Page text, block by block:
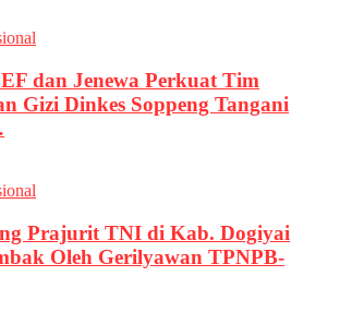
dan Jenewa Perkuat Tim
Gizi Dinkes Soppeng Tangani
Prajurit TNI di Kab. Dogiyai
Oleh Gerilyawan TPNPB-